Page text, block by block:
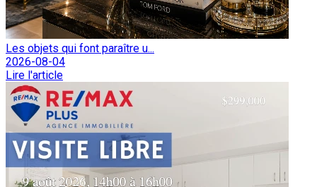
Les objets qui font paraître u...
2026-08-04
Lire l'article